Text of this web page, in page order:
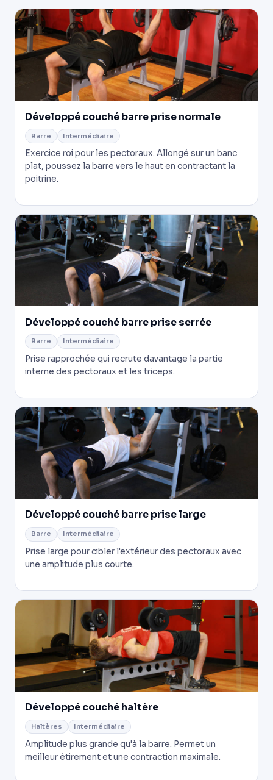
Développé couché barre prise normale
Barre Intermédiaire
Exercice roi pour les pectoraux. Allongé sur un banc
plat, poussez la barre vers le haut en contractant la
poitrine.
Développé couché barre prise serrée
Barre Intermédiaire
Prise rapprochée qui recrute davantage la partie
interne des pectoraux et les triceps.
Développé couché barre prise large
Barre Intermédiaire
Prise large pour cibler l'extérieur des pectoraux avec
une amplitude plus courte.
Développé couché haltère
Haltères Intermédiaire
Amplitude plus grande qu'à la barre. Permet un
meilleur étirement et une contraction maximale.